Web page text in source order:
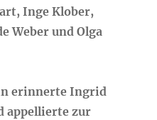
Inge Klober,
Weber und Olga
erinnerte Ingrid
appellierte zur